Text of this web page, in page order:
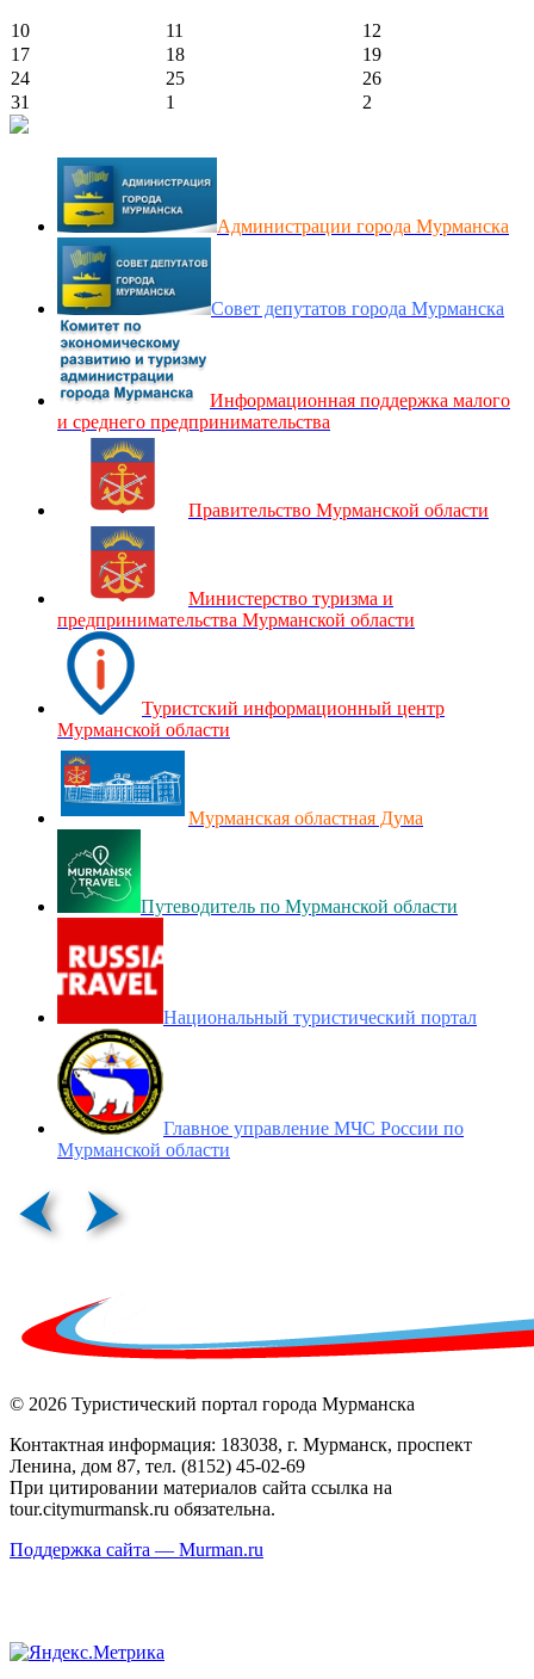
10 11
12
17
18
19
24
25
26
31
1 2
Администрации города Мурманска
Совет депутатов города Мурманска
Информационная поддержка малого
и среднего предпринимательства
Правительство Мурманской области
Министерство туризма и
предпринимательства Мурманской области
Туристский информационный центр
Мурманской области
Мурманская областная Дума
Путеводитель по Мурманской области
Национальный туристический портал
Главное управление МЧС России по
Мурманской области
© 2026 Туристический портал города Мурманска
Контактная информация: 183038, г. Мурманск, проспект
Ленина, дом 87, тел. (8152) 45-02-69
При цитировании материалов сайта ссылка на
tour.citymurmansk.ru обязательна.
Поддержка сайта — Murman.ru